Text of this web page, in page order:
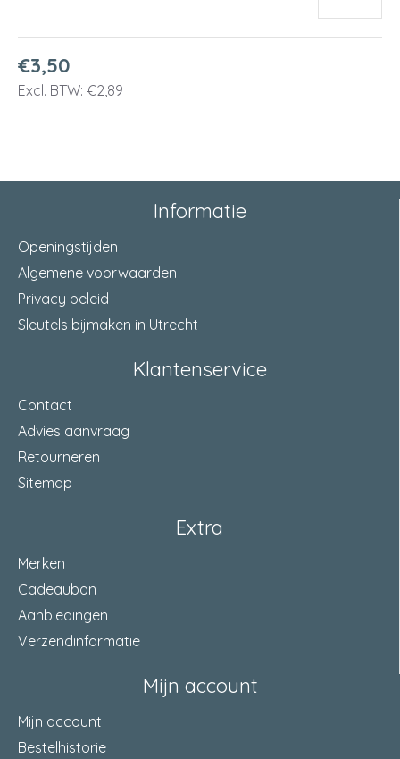
Geen (onbehandeld)
Vorm
€3,50
Excl. BTW: €2,89
Informatie
Openingstijden
Algemene voorwaarden
Privacy beleid
Sleutels bijmaken in Utrecht
Klantenservice
Contact
Advies aanvraag
Retourneren
Sitemap
Extra
Merken
Cadeaubon
Aanbiedingen
Verzendinformatie
Mijn account
Mijn account
Bestelhistorie